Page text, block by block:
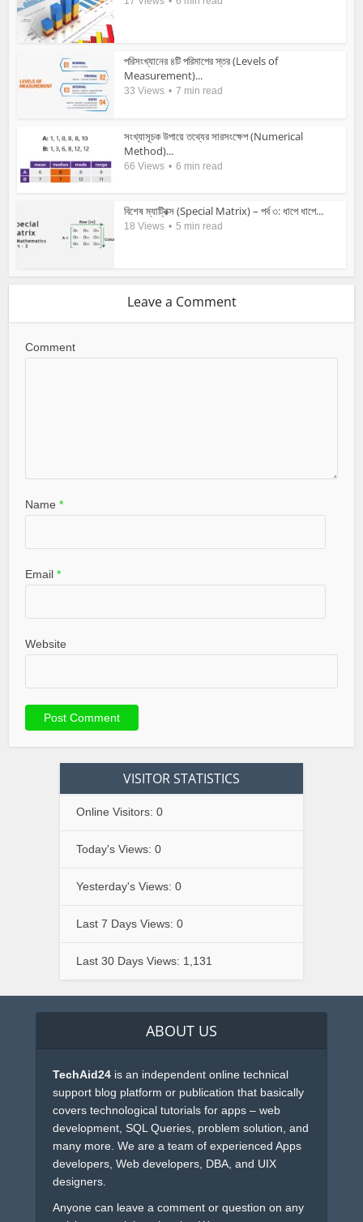
পরিসংখ্যানের ৪টি পরিমাপের স্তর (Levels of
Measurement)...
33 Views 7 min read
সংখ্যাসূচক উপায়ে তথ্যের সারসংক্ষেপ (Numerical
Method)...
66 Views 6 min read
বিশেষ ম্যাট্রিক্স (Special Matrix) – পর্ব ৩: ধাপে ধাপে...
18 Views 5 min read
Leave a Comment
Comment
Name*
Email*
Website
VISITOR STATISTICS
Online Visitors: 0
Today's Views: 0
Yesterday's Views: 0
Last 7 Days Views: 0
Last 30 Days Views: 1,131
ABOUT US
TechAid24 is an independent online technical
support blog platform or publication that basically
covers technological tutorials for apps – web
development, SQL Queries, problem solution, and
many more. We are a team of experienced Apps
developers, Web developers, DBA, and UIX
designers.
Anyone can leave a comment or question on any